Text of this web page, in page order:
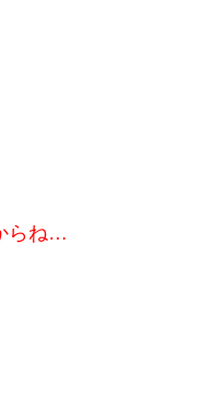
らね…